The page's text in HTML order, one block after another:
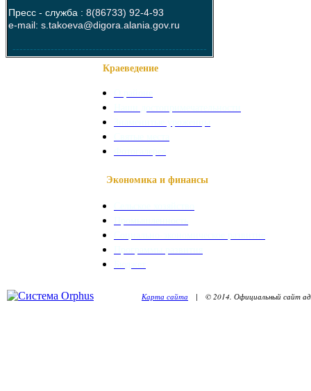
Пресс - служба : 8(86733) 92-4-93
e-mail: s.takoeva@digora.alania.gov.ru
--------------------------------------------------------
Краеведение
Экономика и финансы
Карта сайта | © 2014. Официальный сайт